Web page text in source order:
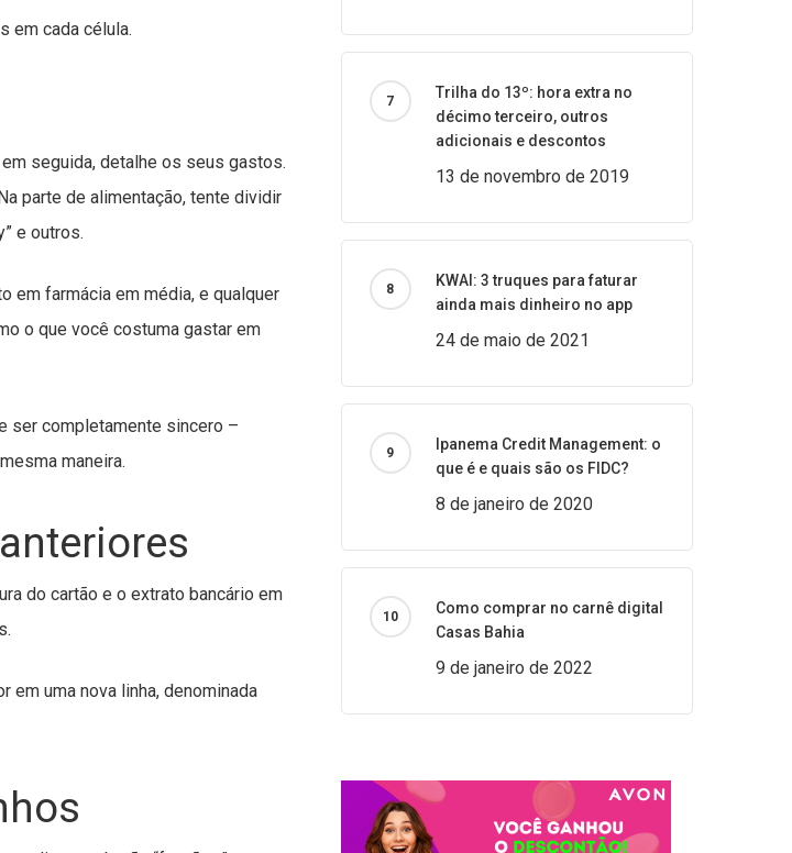
em cada célula.
seguida, detalhe os seus gastos.
parte de alimentação, tente dividir
e outros.
em farmácia em média, e qualquer
o que você costuma gastar em
ser completamente sincero –
maneira.
do cartão e o extrato bancário em
em uma nova linha, denominada
Trilha do 13º: hora extra no
décimo terceiro, outros
adicionais e descontos
13 de novembro de 2019
KWAI: 3 truques para faturar
ainda mais dinheiro no app
24 de maio de 2021
Ipanema Credit Management: o
que é e quais são os FIDC?
8 de janeiro de 2020
Como comprar no carnê digital
Casas Bahia
9 de janeiro de 2022